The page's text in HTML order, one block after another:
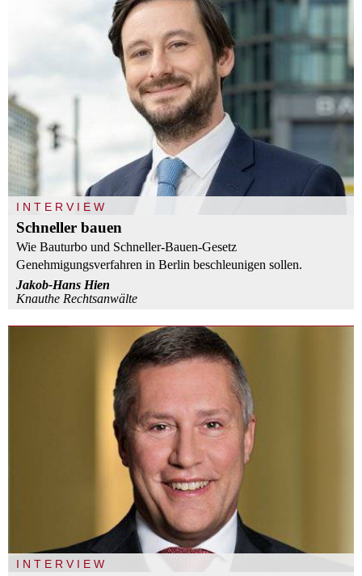
INTERVIEW
Schneller bauen
Wie Bauturbo und Schneller-Bauen-Gesetz
Genehmigungsverfahren in Berlin beschleunigen sollen.
Jakob-Hans Hien
Knauthe Rechtsanwälte
INTERVIEW